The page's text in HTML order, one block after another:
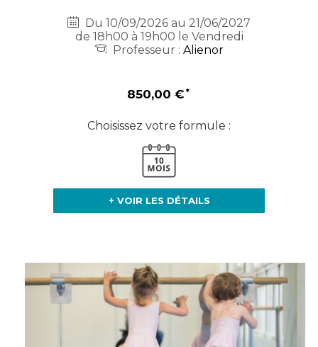
Du 10/09/2026 au 21/06/2027
de 18h00 à 19h00 le Vendredi
Professeur : Alienor
850,00 €
Choisissez votre formule :
+ VOIR LES DÉTAILS